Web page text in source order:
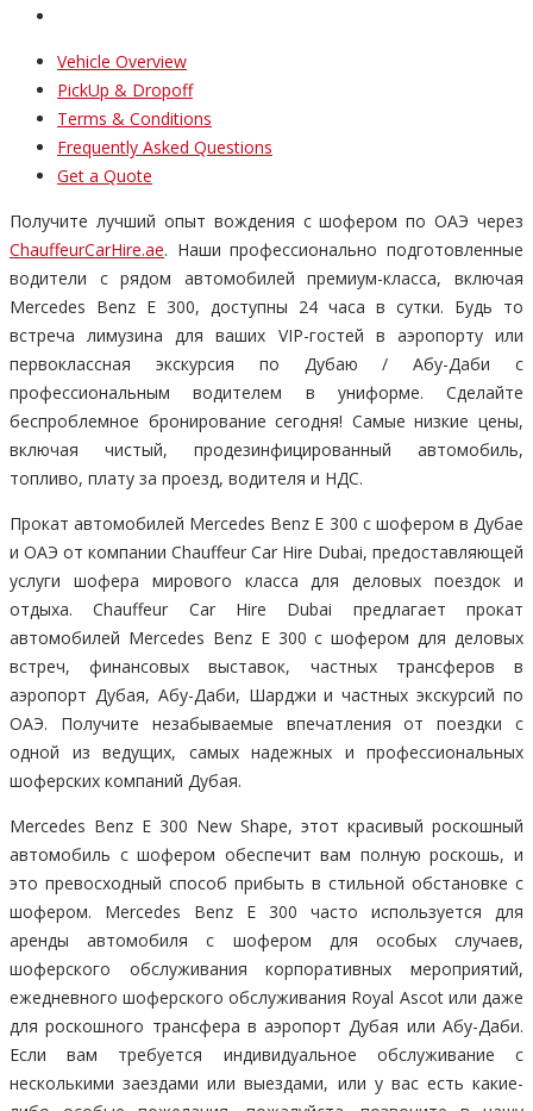
Vehicle Overview
PickUp & Dropoff
Terms & Conditions
Frequently Asked Questions
Get a Quote
Получите лучший опыт вождения с шофером по ОАЭ через
ChauffeurCarHire.ae. Наши профессионально подготовленные
водители с рядом автомобилей премиум-класса, включая
Mercedes Benz E 300, доступны 24 часа в сутки. Будь то
встреча лимузина для ваших VIP-гостей в аэропорту или
первоклассная экскурсия по Дубаю / Абу-Даби с
профессиональным водителем в униформе. Сделайте
беспроблемное бронирование сегодня! Самые низкие цены,
включая чистый, продезинфицированный автомобиль,
топливо, плату за проезд, водителя и НДС.
Прокат автомобилей Mercedes Benz E 300 с шофером в Дубае
и ОАЭ от компании Chauffeur Car Hire Dubai, предоставляющей
услуги шофера мирового класса для деловых поездок и
отдыха. Chauffeur Car Hire Dubai предлагает прокат
автомобилей Mercedes Benz E 300 с шофером для деловых
встреч, финансовых выставок, частных трансферов в
аэропорт Дубая, Абу-Даби, Шарджи и частных экскурсий по
ОАЭ. Получите незабываемые впечатления от поездки с
одной из ведущих, самых надежных и профессиональных
шоферских компаний Дубая.
Mercedes Benz E 300 New Shape, этот красивый роскошный
автомобиль с шофером обеспечит вам полную роскошь, и
это превосходный способ прибыть в стильной обстановке с
шофером. Mercedes Benz E 300 часто используется для
аренды автомобиля с шофером для особых случаев,
шоферского обслуживания корпоративных мероприятий,
ежедневного шоферского обслуживания Royal Ascot или даже
для роскошного трансфера в аэропорт Дубая или Абу-Даби.
Если вам требуется индивидуальное обслуживание с
несколькими заездами или выездами, или у вас есть какие-